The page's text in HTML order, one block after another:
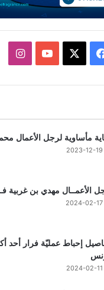
فيسبوك يوتيوب
مأساوية لرجل الأعمال
2023-12-19
الأعمــال مهدي بن غربية
2024-02-17
إحباط عمليّة فرار أحد
2024-02-11